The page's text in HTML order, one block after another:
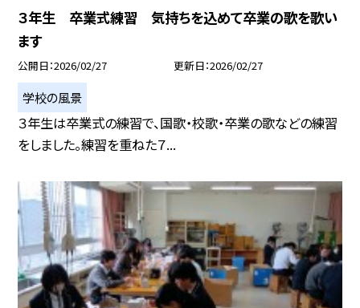
３年生 卒業式練習 気持ちを込めて卒業の歌を歌い
ます
公開日 2026/02/27 更新日 2026/02/27
学校の風景
３年生は卒業式の練習で、国歌・校歌・卒業の歌などの練習
をしました。練習を重ねた７...